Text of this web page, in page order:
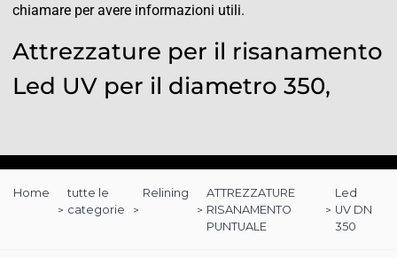
chiamare per avere informazioni utili.
Attrezzature per il risanamento
Led UV per il diametro 350,
Home
tutte le
categorie
Relining
ATTREZZATURE
RISANAMENTO
PUNTUALE
Led
UV DN
350